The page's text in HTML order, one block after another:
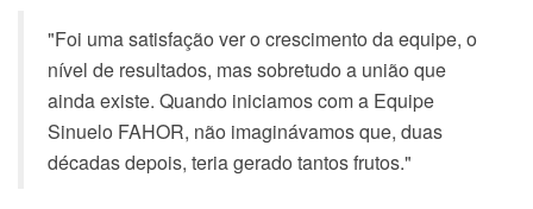
"Foi uma satisfação ver o crescimento da equipe, o
nível de resultados, mas sobretudo a união que
ainda existe. Quando iniciamos com a Equipe
Sinuelo FAHOR, não imaginávamos que, duas
décadas depois, teria gerado tantos frutos."